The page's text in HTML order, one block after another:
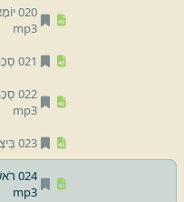
020 יוֹמָא סֻכָּה ז,
mp3
021 סֻכָּה ב,
022 סֻכָּה בֵּיצָה ה,
mp3
023 בֵּיצָה ג,
024 רֹאשׁ הַשָּׁנָה א,
mp3